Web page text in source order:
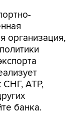
организация,
СНГ, АТР,
банка.